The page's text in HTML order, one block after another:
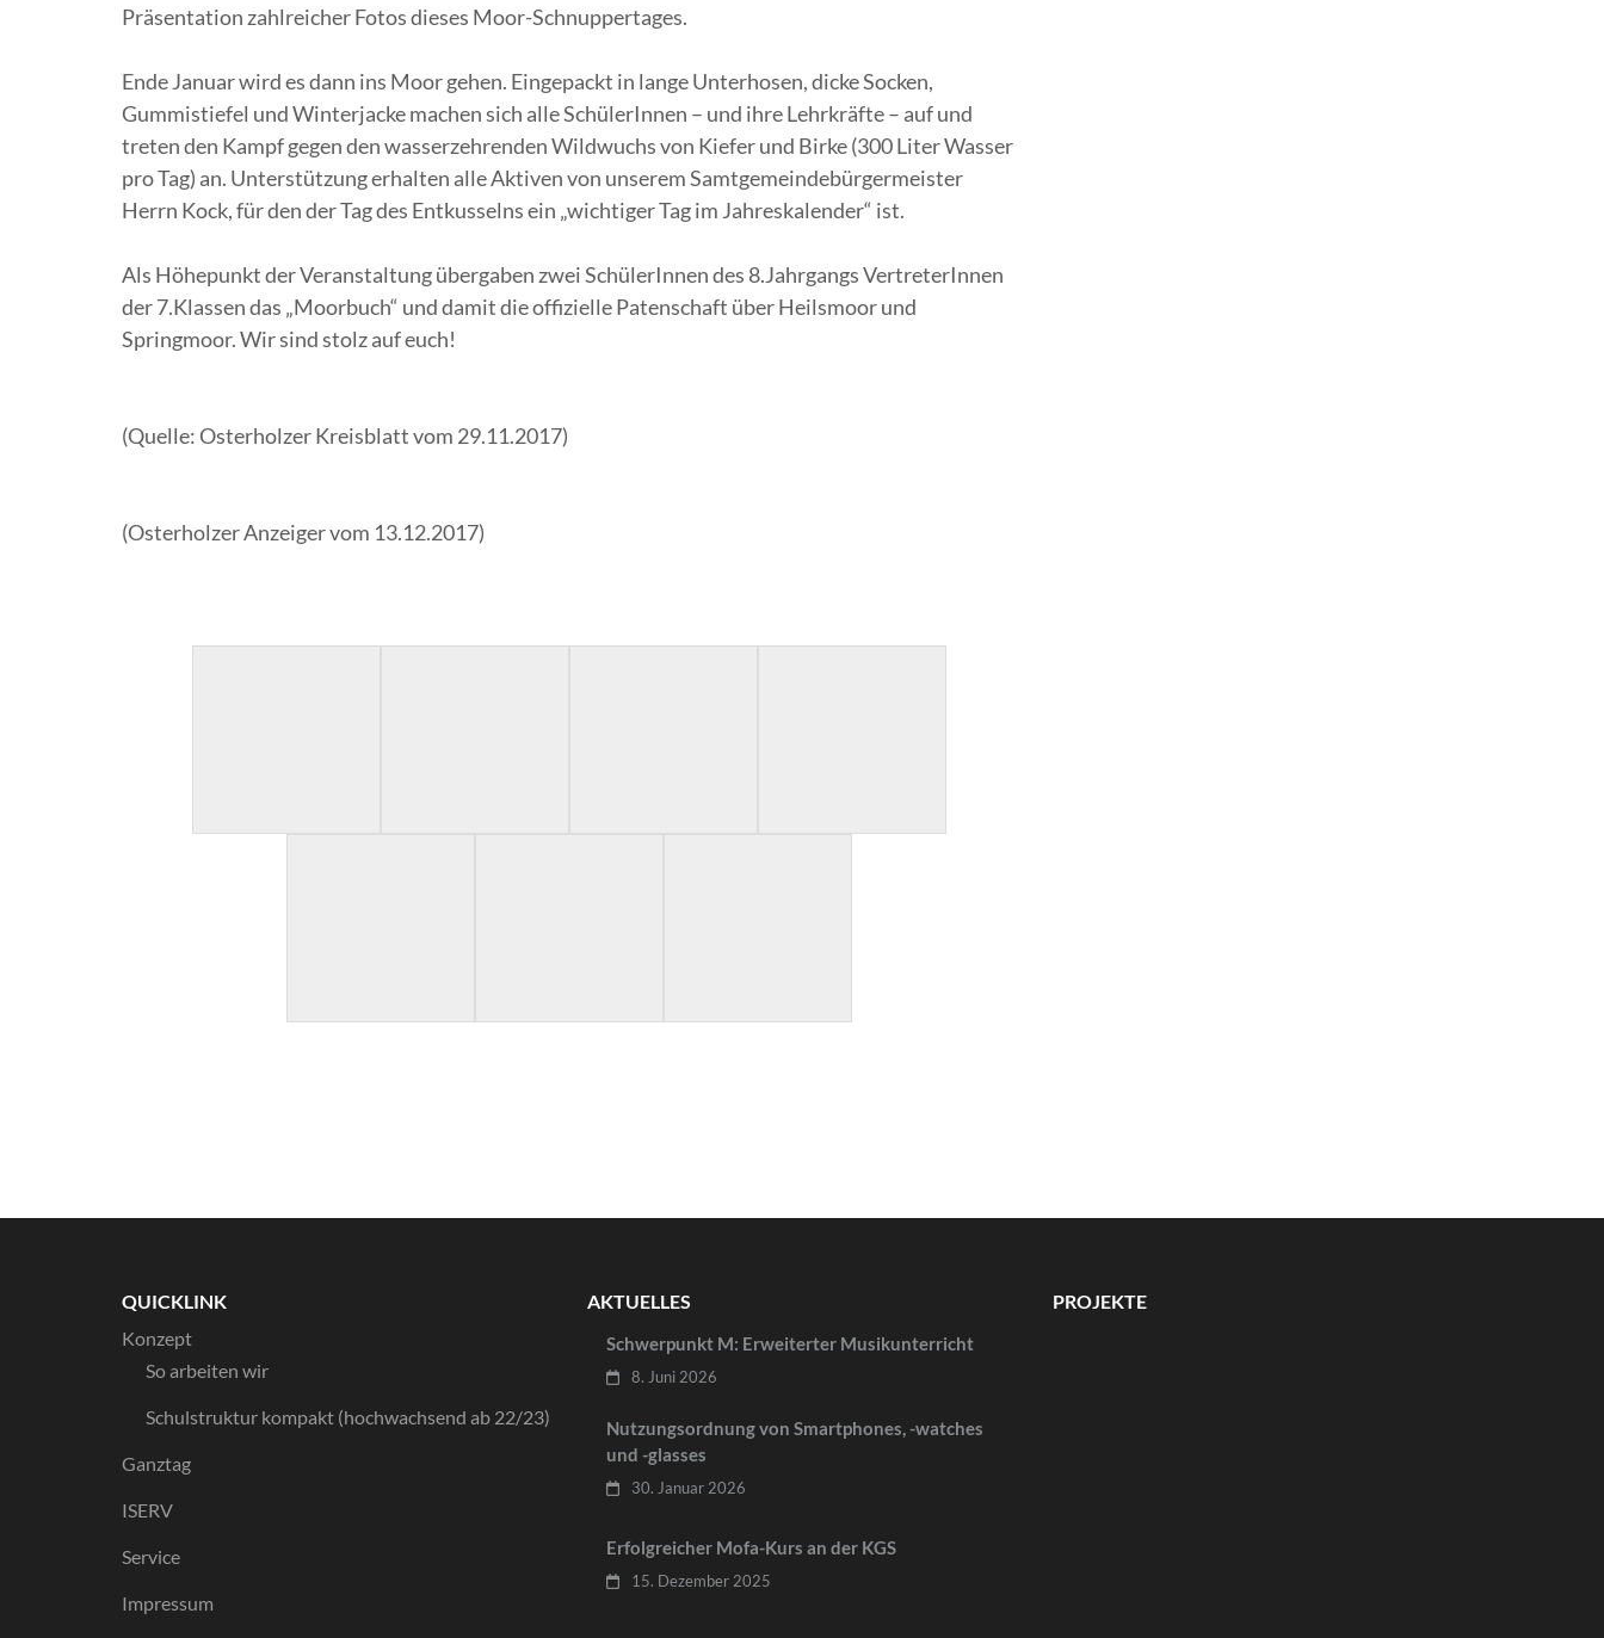
Präsentation zahlreicher Fotos dieses Moor-Schnuppertages.
Ende Januar wird es dann ins Moor gehen. Eingepackt in lange Unterhosen, dicke Socken,
Gummistiefel und Winterjacke machen sich alle SchülerInnen – und ihre Lehrkräfte – auf und
treten den Kampf gegen den wasserzehrenden Wildwuchs von Kiefer und Birke (300 Liter Wasser
pro Tag) an. Unterstützung erhalten alle Aktiven von unserem Samtgemeindebürgermeister
Herrn Kock, für den der Tag des Entkusselns ein „wichtiger Tag im Jahreskalender“ ist.
Als Höhepunkt der Veranstaltung übergaben zwei SchülerInnen des 8.Jahrgangs VertreterInnen
der 7.Klassen das „Moorbuch“ und damit die offizielle Patenschaft über Heilsmoor und
Springmoor. Wir sind stolz auf euch!
(Quelle: Osterholzer Kreisblatt vom 29.11.2017)
(Osterholzer Anzeiger vom 13.12.2017)
QUICKLINK
Konzept
So arbeiten wir
Schulstruktur kompakt (hochwachsend ab 22/23)
Ganztag
ISERV
Service
Impressum
AKTUELLES
Schwerpunkt M: Erweiterter Musikunterricht
8. Juni 2026
Nutzungsordnung von Smartphones, -watches
und -glasses
30. Januar 2026
Erfolgreicher Mofa-Kurs an der KGS
15. Dezember 2025
PROJEKTE